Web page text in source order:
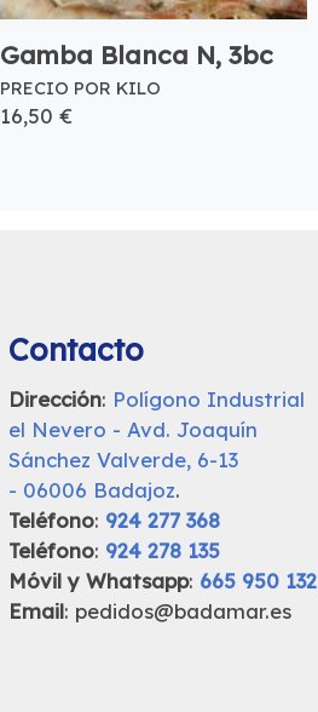
Gamba Blanca N, 3bc
PRECIO POR KILO
16,50 €
Contacto
Dirección: Polígono Industrial
el Nevero - Avd. Joaquín
Sánchez Valverde, 6-13
- 06006 Badajoz.
Teléfono: 924 277 368
Teléfono: 924 278 135
Móvil y Whatsapp: 665 950 132
Email: pedidos@badamar.es